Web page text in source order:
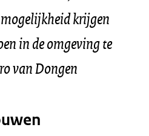
krijgen
in de omgeving te
van Dongen